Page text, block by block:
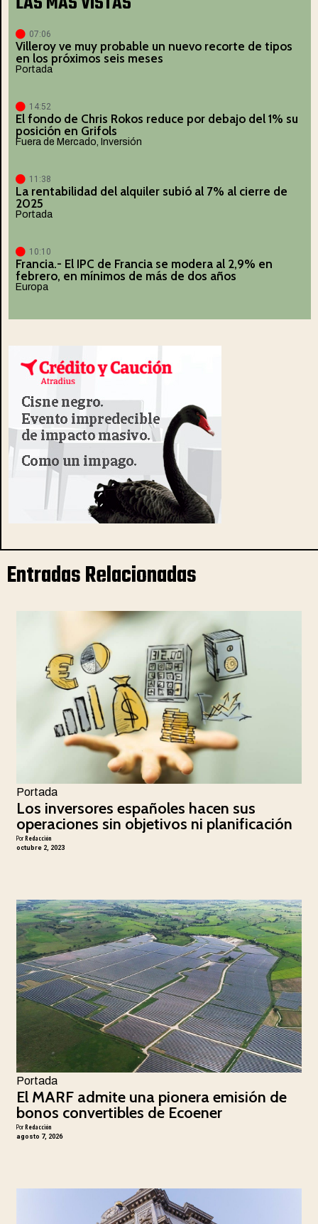
07:06
Villeroy ve muy probable un nuevo recorte de tipos
en los próximos seis meses
Portada
14:52
El fondo de Chris Rokos reduce por debajo del 1% su
posición en Grifols
Fuera de Mercado, Inversión
11:38
La rentabilidad del alquiler subió al 7% al cierre de
2025
Portada
10:10
Francia.- El IPC de Francia se modera al 2,9% en
febrero, en mínimos de más de dos años
Europa
Entradas Relacionadas
Portada
Los inversores españoles hacen sus
operaciones sin objetivos ni planificación
PorRedacción
octubre 2, 2023
Portada
El MARF admite una pionera emisión de
bonos convertibles de Ecoener
PorRedacción
agosto 7, 2026